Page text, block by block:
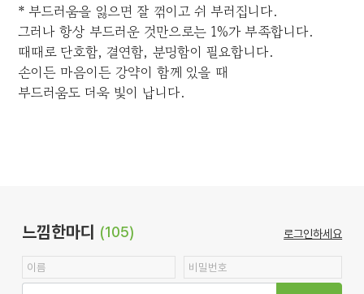
* 부드러움을 잃으면 잘 꺾이고 쉬 부러집니다.
그러나 항상 부드러운 것만으로는 1%가 부족합니다.
때때로 단호함, 결연함, 분명함이 필요합니다.
손이든 마음이든 강약이 함께 있을 때
부드러움도 더욱 빛이 납니다.
느낌한마디 (105) 로그인하세요